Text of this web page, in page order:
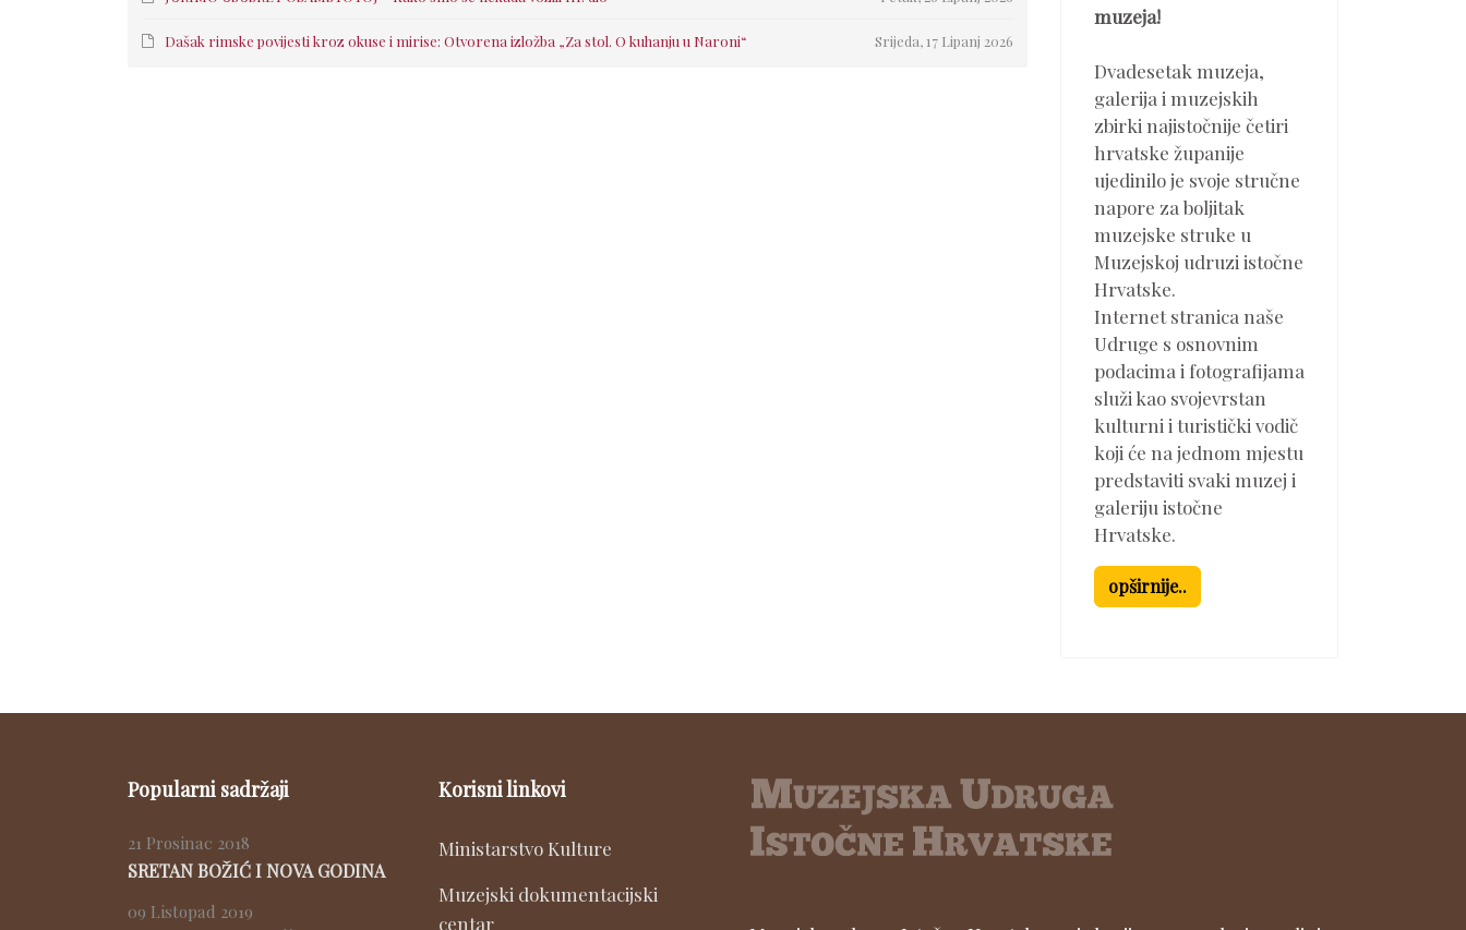
Srijeda, 17 Lipanj 2026
Dašak rimske povijesti kroz okuse i mirise: Otvorena izložba „Za stol. O kuhanju u Naroni“
muzeja!
Dvadesetak muzeja,
galerija i muzejskih
zbirki najistočnije četiri
hrvatske županije
ujedinilo je svoje stručne
napore za boljitak
muzejske struke u
Muzejskoj udruzi istočne
Hrvatske.
Internet stranica naše
Udruge s osnovnim
podacima i fotografijama
služi kao svojevrstan
kulturni i turistički vodič
koji će na jednom mjestu
predstaviti svaki muzej i
galeriju istočne
Hrvatske.
opširnije..
Popularni sadržaji
21 Prosinac 2018
SRETAN BOŽIĆ I NOVA GODINA
09 Listopad 2019
Korisni linkovi
Ministarstvo Kulture
Muzejski dokumentacijski
centar